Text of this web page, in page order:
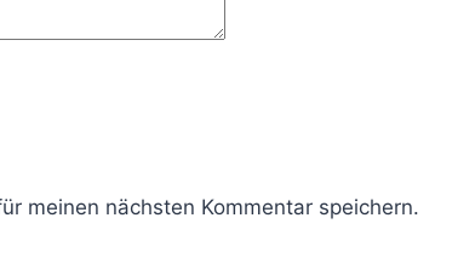
meinen nächsten Kommentar speichern.